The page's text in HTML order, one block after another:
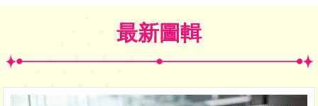
最新圖輯